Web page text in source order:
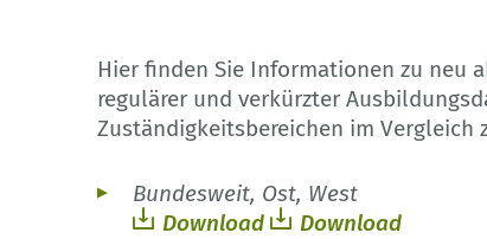
Hier finden Sie Informationen zu neu
regulärer und verkürzter
Zuständigkeitsbereichen im Vergleich
Bundesweit, Ost, West
Download
Download